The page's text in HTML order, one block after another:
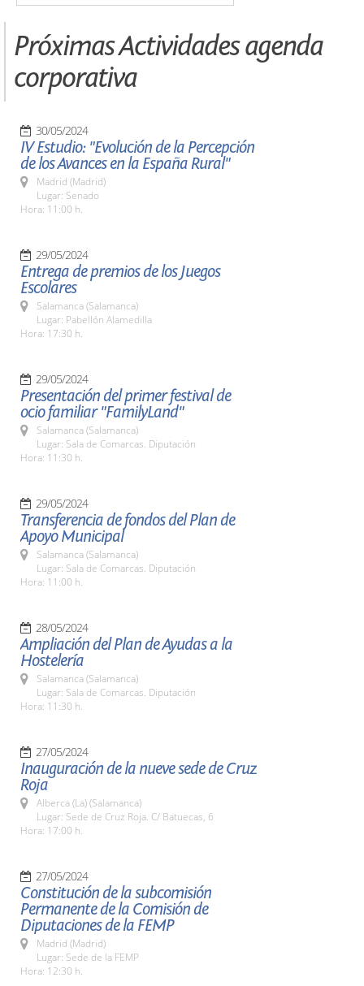
Próximas Actividades agenda
corporativa
30/05/2024
IV Estudio: "Evolución de la Percepción
de los Avances en la España Rural"
Madrid (Madrid)
Lugar: Senado
Hora: 11:00 h.
29/05/2024
Entrega de premios de los Juegos
Escolares
Salamanca (Salamanca)
Lugar: Pabellón Alamedilla
Hora: 17:30 h.
29/05/2024
Presentación del primer festival de
ocio familiar "FamilyLand"
Salamanca (Salamanca)
Lugar: Sala de Comarcas. Diputación
Hora: 11:30 h.
29/05/2024
Transferencia de fondos del Plan de
Apoyo Municipal
Salamanca (Salamanca)
Lugar: Sala de Comarcas. Diputación
Hora: 11:00 h.
28/05/2024
Ampliación del Plan de Ayudas a la
Hostelería
Salamanca (Salamanca)
Lugar: Sala de Comarcas. Diputación
Hora: 11:30 h.
27/05/2024
Inauguración de la nueve sede de Cruz
Roja
Alberca (La) (Salamanca)
Lugar: Sede de Cruz Roja. C/ Batuecas, 6
Hora: 17:00 h.
27/05/2024
Constitución de la subcomisión
Permanente de la Comisión de
Diputaciones de la FEMP
Madrid (Madrid)
Lugar: Sede de la FEMP
Hora: 12:30 h.